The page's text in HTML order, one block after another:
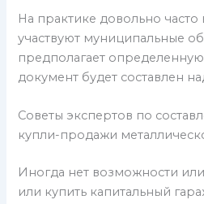
На практике довольно часто
участвуют муниципальные
предполагает
документ будет составлен
Советы экспертов по
купли-продажи
Иногда нет возможности
или купить капитальный